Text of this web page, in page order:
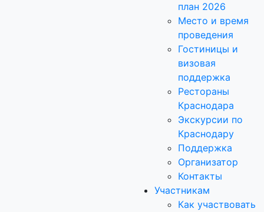
план 2026
Место и время
проведения
Гостиницы и
визовая
поддержка
Рестораны
Краснодара
Экскурсии по
Краснодару
Поддержка
Организатор
Контакты
Участникам
Как участвовать